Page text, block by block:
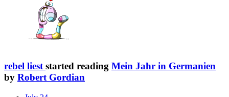
rebel liest started reading Mein Jahr in Germanien
by Robert Gordian